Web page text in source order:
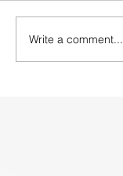
Write a comment...